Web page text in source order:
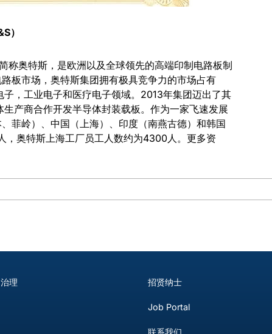
）
称奥特斯，是欧洲以及全球领先的高端印制电路板制
板市场，奥特斯集团拥有极具竞争力的市场占有
，工业电子和医疗电子领域。2013年集团迈出了其
产商合作开发半导体封装载板。作为一家飞速发展
菲岭）、中国（上海）、印度（南燕古德）和韩国
，奥特斯上海工厂员工人数约为4300人。更多资
理 招贤纳士
Job Portal
联系我们